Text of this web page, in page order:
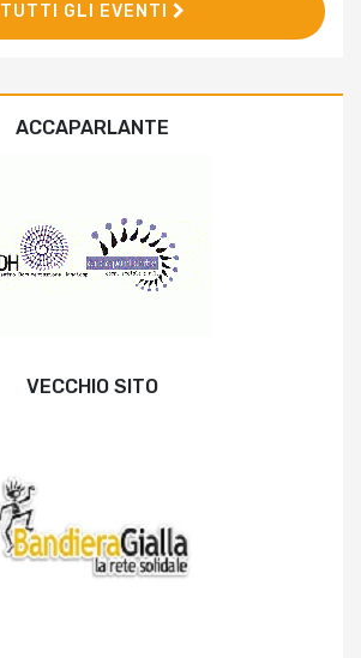
TUTTI GLI EVENTI
ACCAPARLANTE
VECCHIO SITO